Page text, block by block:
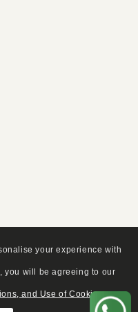
your experience with
you will be agreeing to our
and Use of Cookies